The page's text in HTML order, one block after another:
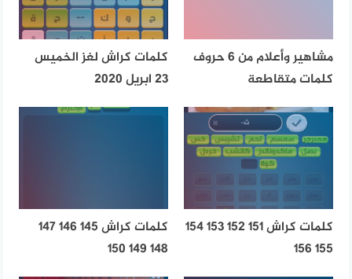
مشاهير وأعلام من 6 حروف
كلمات متقاطعة
كلمات كراش لغز الخميس
23 ابريل 2020
كلمات كراش 151 152 153 154
155 156
كلمات كراش 145 146 147
148 149 150